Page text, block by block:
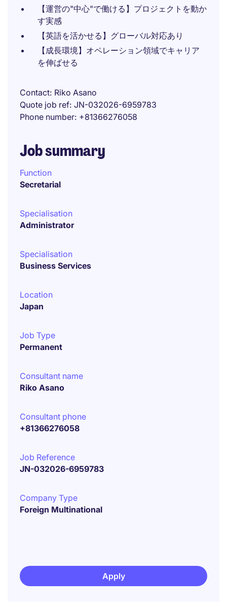
【運営の"中心"で働ける】プロジェクトを動か
す実感
【英語を活かせる】グローバル対応あり
【成長環境】オペレーション領域でキャリア
を伸ばせる
Contact Riko Asano
Quote job ref JN-032026-6959783
Phone number +81366276058
Job summary
Function
Secretarial
Specialisation
Administrator
Specialisation
Business Services
Location
Japan
Job Type
Permanent
Consultant name
Riko Asano
Consultant phone
+81366276058
Job Reference
JN-032026-6959783
Company Type
Foreign Multinational
Apply